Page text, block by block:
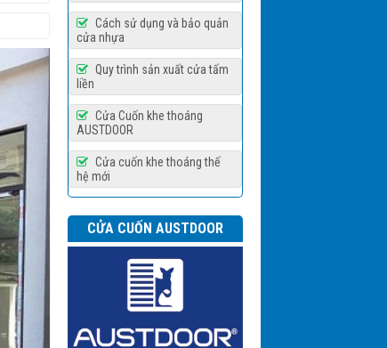
Cửa cuốn nan nhôm DOORTECH
D08S
Cửa cuốn thép Chống cháy
AF100
Cửa cuốn thép Siêu trường
Cách sử dụng và bảo quản
cửa nhựa
Quy trình sản xuất cửa tấm
liền
Cửa Cuốn khe thoáng
AUSTDOOR
Cửa cuốn khe thoáng thế
hệ mới
CỬA CUỐN AUSTDOOR